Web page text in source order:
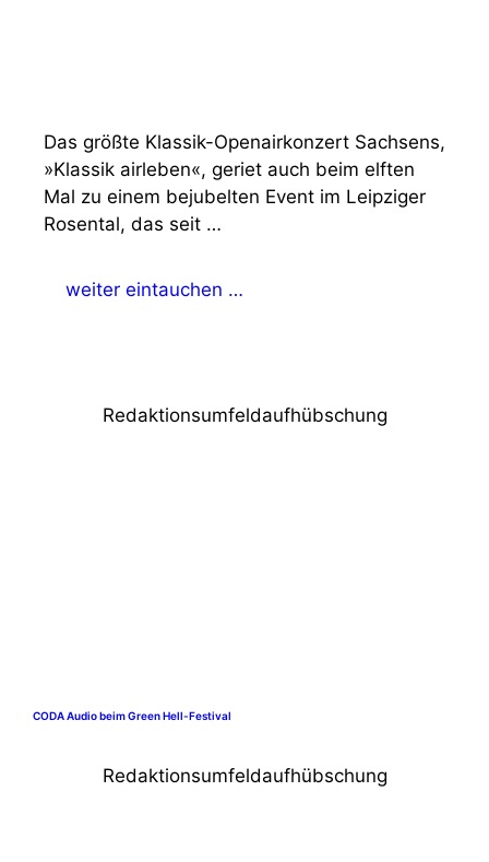
Das größte Klassik-Openairkonzert Sachsens,
»Klassik airleben«, geriet auch beim elften
Mal zu einem bejubelten Event im Leipziger
Rosental, das seit …
weiter eintauchen …
Redaktionsumfeldaufhübschung
CODA Audio beim Green Hell-Festival
Redaktionsumfeldaufhübschung